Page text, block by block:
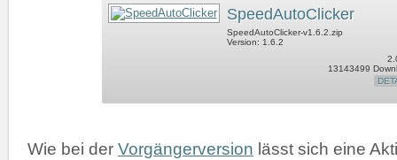
SpeedAutoClicker
SpeedAutoClicker-v1.6.2.zip
Version: 1.6.2
13143499
Wie bei der Vorgängerversion lässt sich eine